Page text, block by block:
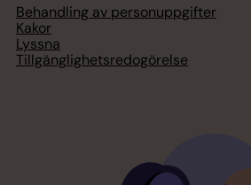
Behandling av personuppgifter
Kakor
Lyssna
Tillgänglighetsredogörelse